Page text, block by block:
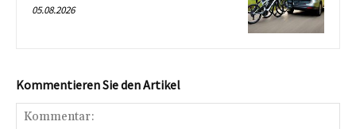
05.08.2026
Kommentieren Sie den Artikel